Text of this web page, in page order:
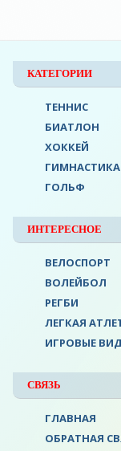
КАТЕГОРИИ
ТЕННИС
БИАТЛОН
ХОККЕЙ
ГИМНАСТИКА
ГОЛЬФ
ИНТЕРЕСНОЕ
ВЕЛОСПОРТ
ВОЛЕЙБОЛ
РЕГБИ
ЛЕГКАЯ
ИГРОВЫЕ
СВЯЗЬ
ГЛАВНАЯ
ОБРАТНАЯ